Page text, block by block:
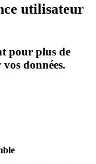
utilisateur
pour plus de
données.